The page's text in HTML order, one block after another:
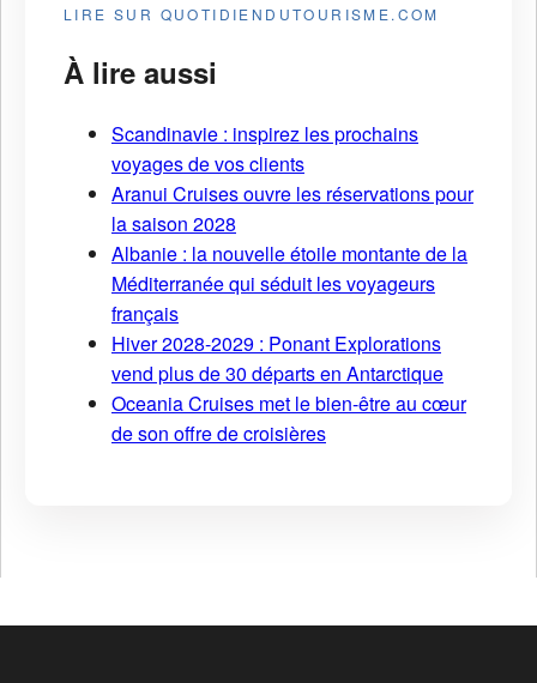
LIRE SUR QUOTIDIENDUTOURISME.COM
À lire aussi
Scandinavie : inspirez les prochains
voyages de vos clients
Aranui Cruises ouvre les réservations pour
la saison 2028
Albanie : la nouvelle étoile montante de la
Méditerranée qui séduit les voyageurs
français
Hiver 2028-2029 : Ponant Explorations
vend plus de 30 départs en Antarctique
Oceania Cruises met le bien-être au cœur
de son offre de croisières